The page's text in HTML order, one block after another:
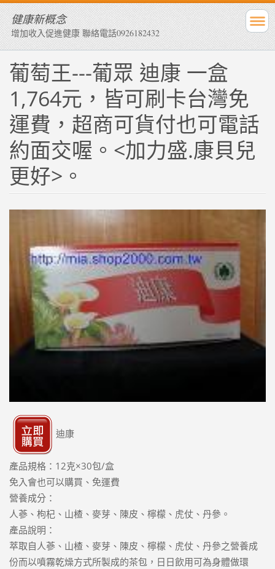
健康新概念
增加收入促進健康 聯絡電話0926182432
葡萄王---葡眾 迪康 一盒
1,764元，皆可刷卡台灣免
運費，超商可貨付也可電話
約面交喔。<加力盛.康貝兒
更好>。
迪康
產品規格：12克×30包/盒
免入會也可以購買、免運費
營養成分：
人蔘、枸杞、山楂、麥芽、陳皮、檸檬、虎仗、丹參。
產品說明：
萃取自人蔘、山楂、麥芽、陳皮、檸檬、虎仗、丹參之營養成
份而以噴霧乾燥方式所製成的茶包，日日飲用可為身體做環